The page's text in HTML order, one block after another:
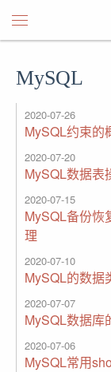
MySQL
2020-07-26
MySQL约束的
2020-07-20
MySQL数据表
2020-07-15
MySQL备份恢
理
2020-07-10
MySQL的数据
2020-07-07
MySQL数据库
2020-07-06
MySQL常用